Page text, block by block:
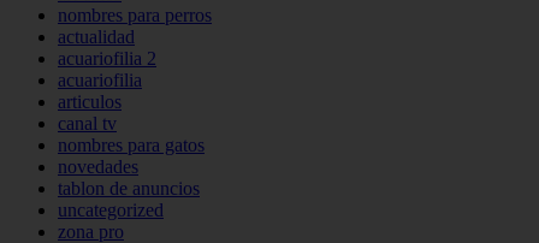
nombres para perros
actualidad
acuariofilia 2
acuariofilia
articulos
canal tv
nombres para gatos
novedades
tablon de anuncios
uncategorized
zona pro